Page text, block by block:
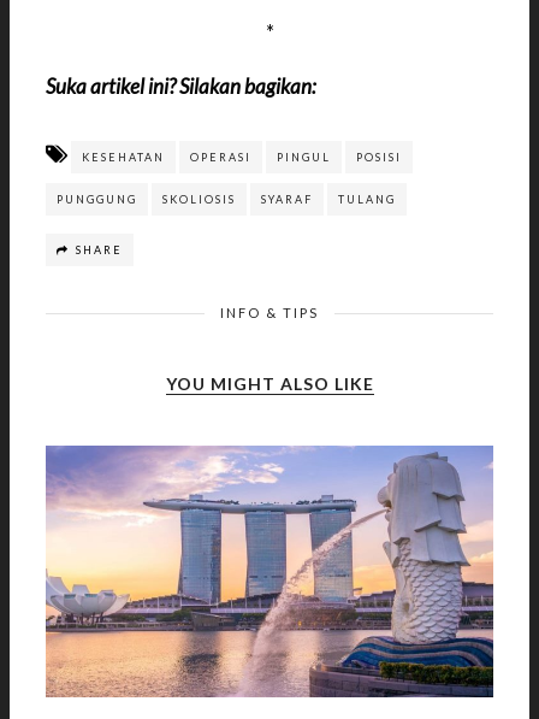
*
Suka artikel ini? Silakan bagikan:
KESEHATAN OPERASI PINGUL POSISI
PUNGGUNG SKOLIOSIS SYARAF TULANG
SHARE
INFO & TIPS
YOU MIGHT ALSO LIKE